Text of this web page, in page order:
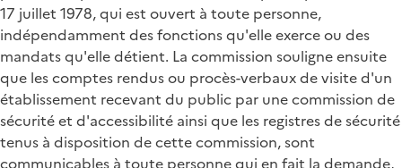
17 juillet 1978, qui est ouvert à toute personne,
indépendamment des fonctions qu'elle exerce ou des
mandats qu'elle détient. La commission souligne ensuite
que les comptes rendus ou procès-verbaux de visite d'un
établissement recevant du public par une commission de
sécurité et d'accessibilité ainsi que les registres de sécurité
tenus à disposition de cette commission, sont
communicables à toute personne qui en fait la demande,